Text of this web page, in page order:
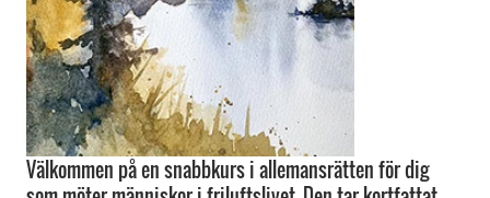
Välkommen på en snabbkurs i allemansrätten för dig